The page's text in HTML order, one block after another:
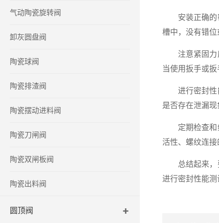
气动陶瓷旋转阀
卸灰圆盘阀
陶瓷球阀
陶瓷排渣阀
陶瓷摆动进料阀
陶瓷刀闸阀
陶瓷双闸板阀
陶瓷出料阀
圆顶阀
安装正确的密
槽中，没有错
注意紧固力度
当使用扳手或
进行密封性能
是否存在泄漏
定期检查和维
活性、螺纹连
总结起来，要
进行密封性能